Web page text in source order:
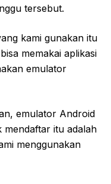
tersebut.
kami gunakan itu
memakai aplikasi
emulator
emulator Android
mendaftar itu adalah
menggunakan